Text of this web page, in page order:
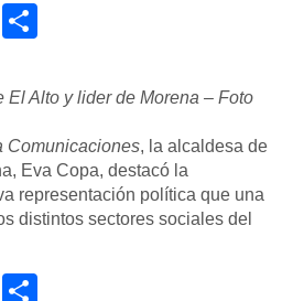
Email
Alto y lider de Morena – Foto
Comunicaciones, la alcaldesa de
Eva Copa, destacó la
representación política que una
distintos sectores sociales del
Email